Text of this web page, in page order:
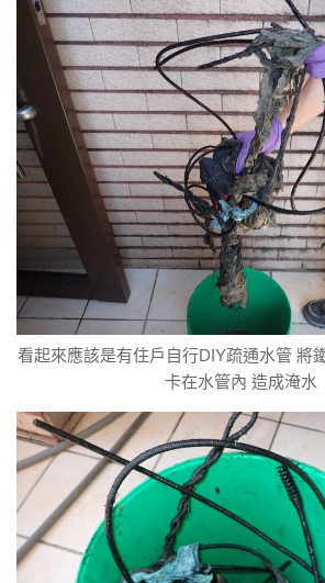
看起來應該是有住戶自行DIY疏通水管 將
卡在水管內 造成淹水